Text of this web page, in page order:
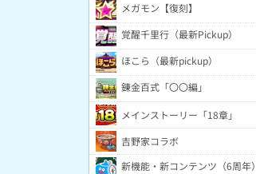
メガモン【復刻】
覚醒千里行（最新Pickup）
ほこら（最新pickup）
錬金百式「〇〇編」
メインストーリー「18章」
吉野家コラボ
新機能・新コンテンツ（6周年）